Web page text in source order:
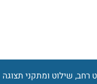
רחב, שילוט ומתקני תצוגה